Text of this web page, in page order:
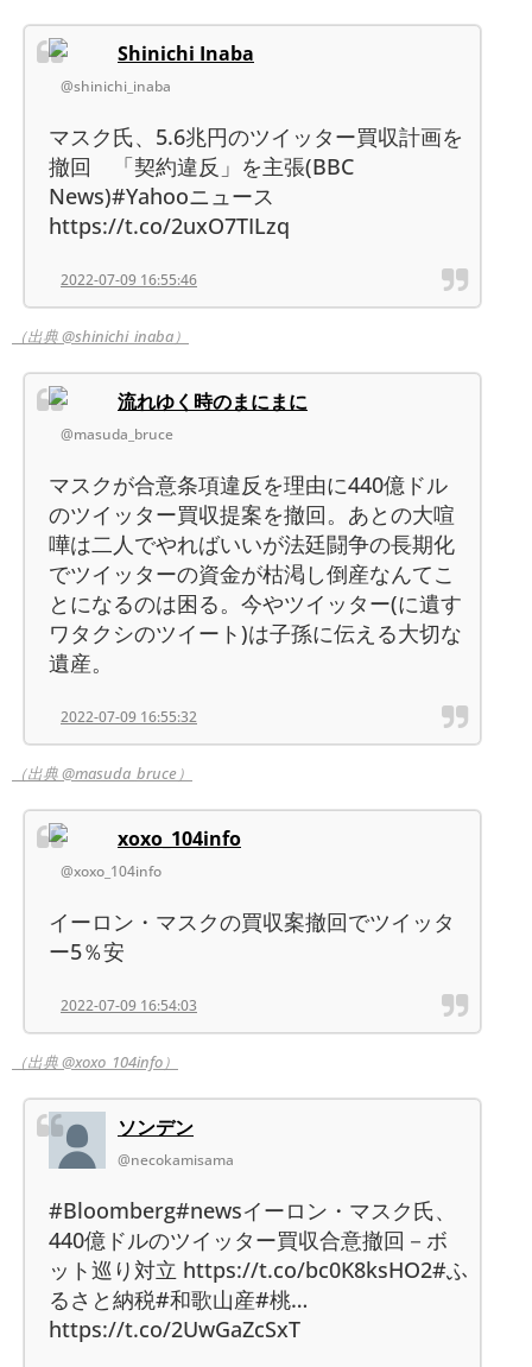
Shinichi Inaba
@shinichi_inaba
マスク氏、5.6兆円のツイッター買収計画を
撤回 「契約違反」を主張(BBC
News)#Yahooニュース
https://t.co/2uxO7TILzq
2022-07-09 16:55:46
（出典 @shinichi_inaba）
流れゆく時のまにまに
@masuda_bruce
マスクが合意条項違反を理由に440億ドル
のツイッター買収提案を撤回。あとの大喧
嘩は二人でやればいいが法廷闘争の長期化
でツイッターの資金が枯渇し倒産なんてこ
とになるのは困る。今やツイッター(に遺す
ワタクシのツイート)は子孫に伝える大切な
遺産。
2022-07-09 16:55:32
（出典 @masuda_bruce）
xoxo_104info
@xoxo_104info
イーロン・マスクの買収案撤回でツイッタ
ー5％安
2022-07-09 16:54:03
（出典 @xoxo_104info）
ソンデン
@necokamisama
#Bloomberg#newsイーロン・マスク氏、
440億ドルのツイッター買収合意撤回－ボ
ット巡り対立 https://t.co/bc0K8ksHO2#ふ
るさと納税#和歌山産#桃…
https://t.co/2UwGaZcSxT